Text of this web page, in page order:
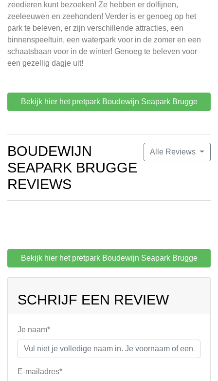
zeedieren kunt bezoeken! Ze hebben er dolfijnen,
zeeleeuwen en zeehonden! Verder is er genoeg op het
park te beleven, er zijn verschillende attracties, een
binnenspeeltuin, een waterpark voor in de zomer en een
schaatsbaan voor in de winter! Genoeg te beleven voor
een gezellig dagje uit!
Bekijk hier het pretpark Boudewijn Seapark Brugge
Alle Reviews
BOUDEWIJN
SEAPARK BRUGGE
REVIEWS
Bekijk hier het pretpark Boudewijn Seapark Brugge
SCHRIJF EEN REVIEW
Je naam*
E-mailadres*